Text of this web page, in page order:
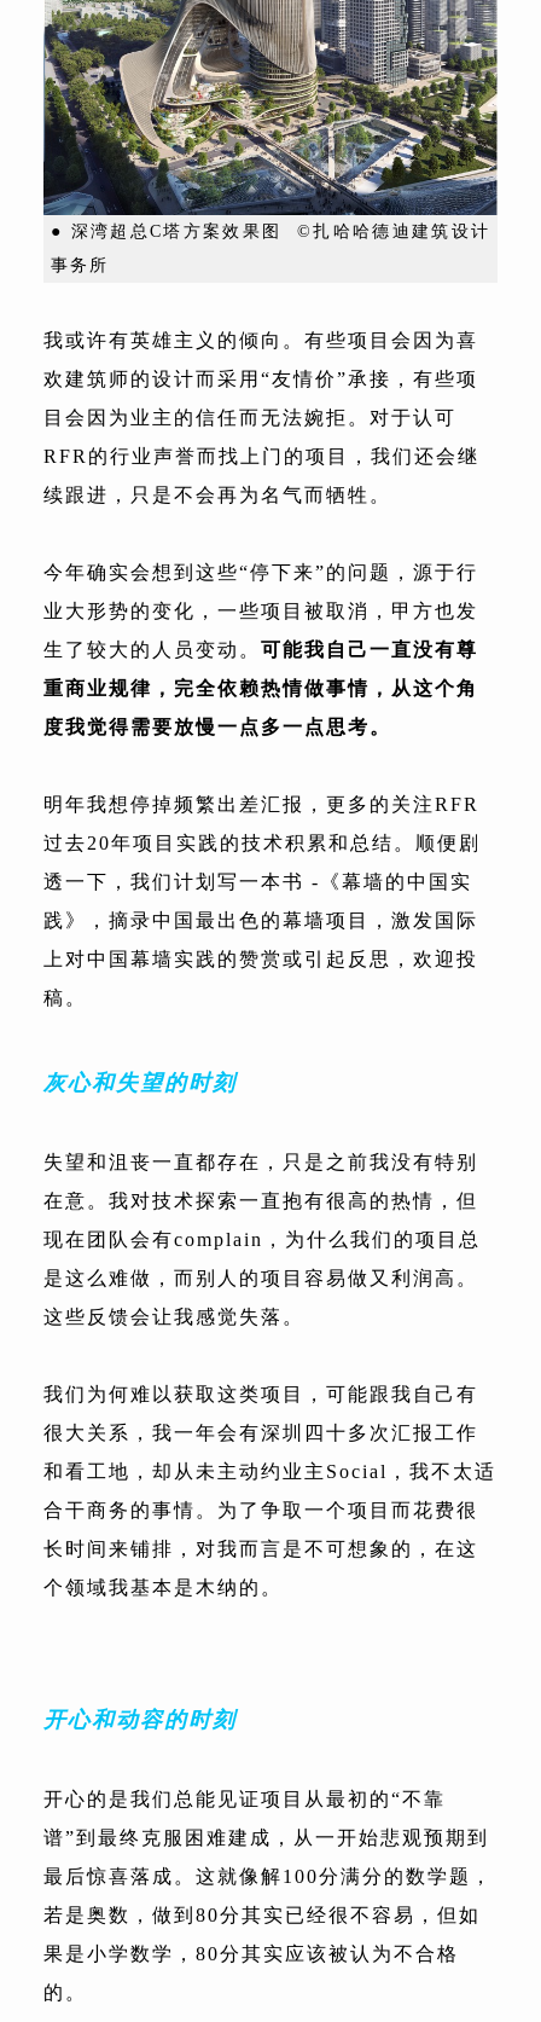
● 深湾超总C塔方案效果图 ©扎哈哈德迪建筑设计
事务所
我或许有英雄主义的倾向。有些项目会因为喜
欢建筑师的设计而采用“友情价”承接，有些项
目会因为业主的信任而无法婉拒。对于认可
RFR的行业声誉而找上门的项目，我们还会继
续跟进，只是不会再为名气而牺牲。
今年确实会想到这些“停下来”的问题，源于行
业大形势的变化，一些项目被取消，甲方也发
生了较大的人员变动。 可能我自己一直没有尊
重商业规律，完全依赖热情做事情，从这个角
度我觉得需要放慢一点多一点思考。
明年我想停掉频繁出差汇报，更多的关注RFR
过去20年项目实践的技术积累和总结。顺便剧
透一下，我们计划写一本书 -《幕墙的中国实
践》，摘录中国最出色的幕墙项目，激发国际
上对中国幕墙实践的赞赏或引起反思，欢迎投
稿。
灰心和失望的时刻
失望和沮丧一直都存在，只是之前我没有特别
在意。我对技术探索一直抱有很高的热情，但
现在团队会有complain，为什么我们的项目总
是这么难做，而别人的项目容易做又利润高。
这些反馈会让我感觉失落。
我们为何难以获取这类项目，可能跟我自己有
很大关系，我一年会有深圳四十多次汇报工作
和看工地，却从未主动约业主Social，我不太适
合干商务的事情。为了争取一个项目而花费很
长时间来铺排，对我而言是不可想象的，在这
个领域我基本是木纳的。
开心和动容的时刻
开心的是我们总能见证项目从最初的“不靠
谱”到最终克服困难建成，从一开始悲观预期到
最后惊喜落成。这就像解100分满分的数学题，
若是奥数，做到80分其实已经很不容易，但如
果是小学数学，80分其实应该被认为不合格
的。